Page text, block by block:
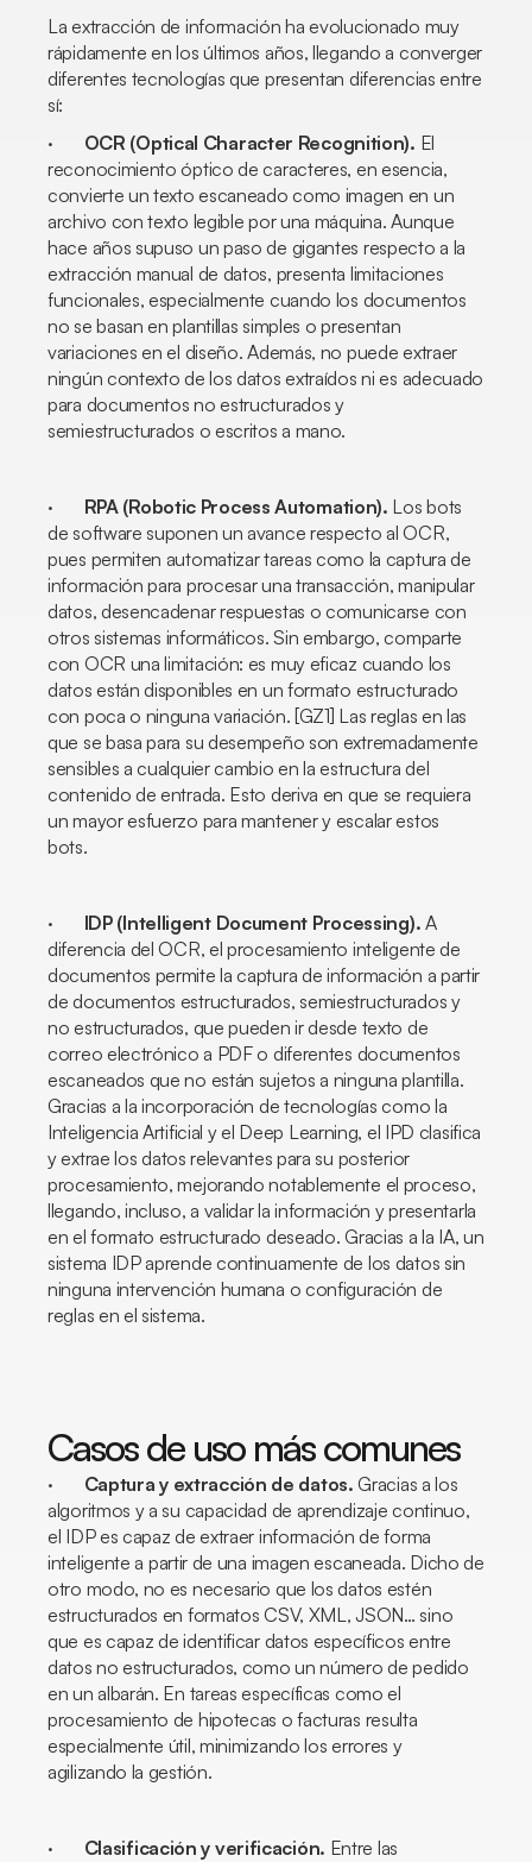
La extracción de información ha evolucionado muy
rápidamente en los últimos años, llegando a converger
diferentes tecnologías que presentan diferencias entre
sí:
· OCR (Optical Character Recognition). El
reconocimiento óptico de caracteres, en esencia,
convierte un texto escaneado como imagen en un
archivo con texto legible por una máquina. Aunque
hace años supuso un paso de gigantes respecto a la
extracción manual de datos, presenta limitaciones
funcionales, especialmente cuando los documentos
no se basan en plantillas simples o presentan
variaciones en el diseño. Además, no puede extraer
ningún contexto de los datos extraídos ni es adecuado
para documentos no estructurados y
semiestructurados o escritos a mano.
· RPA (Robotic Process Automation). Losbots
de software suponen un avance respecto al OCR,
pues permiten automatizar tareas como la captura de
información para procesar una transacción, manipular
datos, desencadenar respuestas o comunicarse con
otros sistemas informáticos. Sin embargo, comparte
con OCR una limitación: es muy eficaz cuando los
datos están disponibles en un formato estructurado
con poca o ninguna variación. [GZ1] Las reglas en las
que se basa para su desempeño son extremadamente
sensibles a cualquier cambio en la estructura del
contenido de entrada. Esto deriva en que se requiera
un mayor esfuerzo para mantener y escalar estos
bots.
· IDP (Intelligent Document Processing). A
diferencia del OCR, el procesamiento inteligente de
documentos permite la captura de información a partir
de documentos estructurados, semiestructurados y
no estructurados, que pueden ir desde texto de
correo electrónico a PDF o diferentes documentos
escaneados que no están sujetos a ninguna plantilla.
Gracias a la incorporación de tecnologías como la
Inteligencia Artificial y el Deep Learning, el IPD clasifica
y extrae los datos relevantes para su posterior
procesamiento, mejorando notablemente el proceso,
llegando, incluso, a validar la información y presentarla
en el formato estructurado deseado. Gracias a la IA, un
sistema IDP aprende continuamente de los datos sin
ninguna intervención humana o configuración de
reglas en el sistema.
Casos de uso más comunes
· Captura y extracción de datos. Gracias a los
algoritmos y a su capacidad de aprendizaje continuo,
el IDP es capaz de extraer información de forma
inteligente a partir de una imagen escaneada. Dicho de
otro modo, no es necesario que los datos estén
estructurados en formatos CSV, XML, JSON… sino
que es capaz de identificar datos específicos entre
datos no estructurados, como un número de pedido
en un albarán. En tareas específicas como el
procesamiento de hipotecas o facturas resulta
especialmente útil, minimizando los errores y
agilizando la gestión.
· Clasificación y verificación. Entre las